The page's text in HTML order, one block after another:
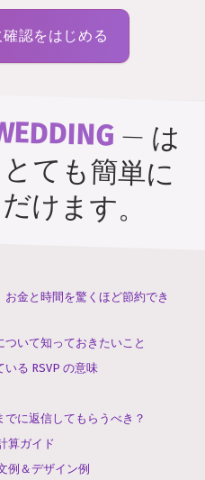
認をはじめる
— は
覚えやすく、とても簡単に
けます。
金と時間を驚くほど節約でき
いて知っておきたいこと
る RSVP の意味
に返信してもらうべき？
算ガイド
例＆デザイン例